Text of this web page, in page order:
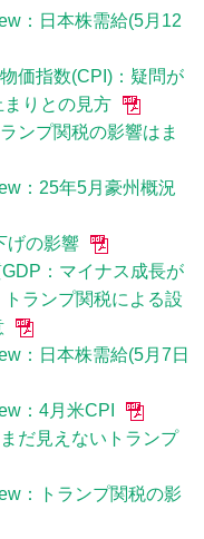
：日本株需給(5月12
価指数(CPI)：疑問が
りとの見方
ンプ関税の影響はま
：25年5月豪州概況
げの影響
：マイナス成長が
ランプ関税による設
：日本株需給(5月7日
：4月米CPI
だ見えないトランプ
：トランプ関税の影